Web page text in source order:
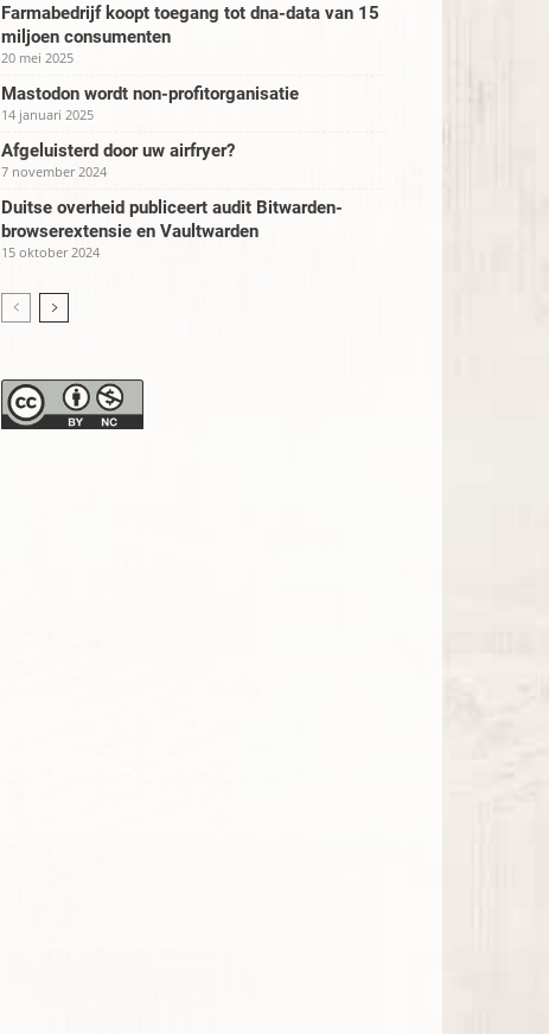
Farmabedrijf koopt toegang tot dna-data van 15
miljoen consumenten
20 mei 2025
Mastodon wordt non-profitorganisatie
14 januari 2025
Afgeluisterd door uw airfryer?
7 november 2024
Duitse overheid publiceert audit Bitwarden-
browserextensie en Vaultwarden
15 oktober 2024